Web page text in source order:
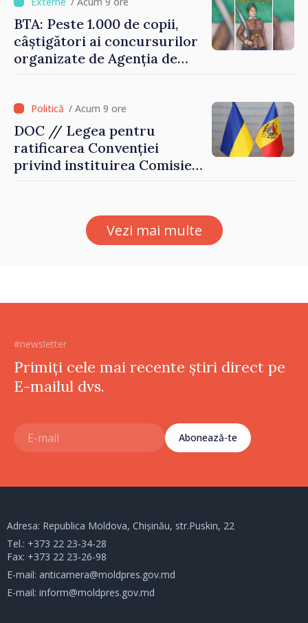
echilibrăm taxarea
consumului”
BTA: Peste 1.000 de copii,
câștigători ai concursurilor
organizate de Agenția de
/ Acum 9 ore
DOC // Legea pentru
ratificarea Convenției
privind instituirea Comisiei
Monitorul Oficial
Vezi mai multe
#newsletter
Primiți cele mai recente știri direct pe
E-mailul dvs.
Abonează-te
Adresa: Republica Moldova, Chișinău, str.Puskin, 22
Tel.: +373 22 23-34-28
Fax: +373 22 23-26-98
E-mail: anticamera@moldpres.gov.md
E-mail: inform@moldpres.gov.md